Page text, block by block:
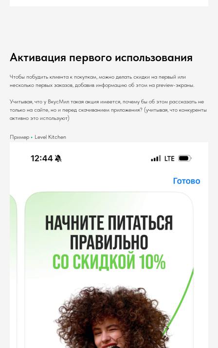
Активация первого использования
Чтобы побудить клиента к покупкам, можно делать скидки на первый или
несколько первых заказов, добавив информацию об этом на preview-экраны.
Учитывая, что у ВкусМил такая акция имеется, почему бы об этом рассказать не
только на сайте, но и перед скачиванием приложения? (учитывая, что конкуренты
активно это используют)
Пример • Level Kitchen